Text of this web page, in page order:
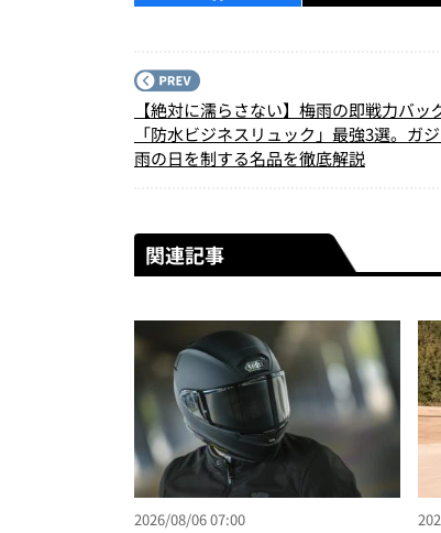
【絶対に濡らさない】梅雨の即戦力バッ
「防水ビジネスリュック」最強3選。ガ
雨の日を制する名品を徹底解説
関連記事
2026/08/06 07:00